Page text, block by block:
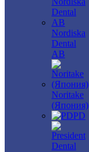
Nordiska
Dental
AB
Noritake
(Япония)
PD